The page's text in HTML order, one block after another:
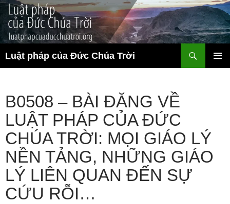
Chuyển
đến
nội
dung
Luật pháp của Đức Chúa Trời
kiếm
B0508 – BÀI ĐĂNG VỀ
LUẬT PHÁP CỦA ĐỨC
CHÚA TRỜI: MỌI GIÁO LÝ
NỀN TẢNG, NHỮNG GIÁO
LÝ LIÊN QUAN ĐẾN SỰ
CỨU RỖI…